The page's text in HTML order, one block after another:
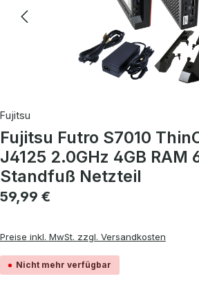
Fujitsu
Fujitsu Futro S7010
J4125 2.0GHz 4GB RAM
Standfuß Netzteil
Regulärer Preis:
59,99 €
Preise inkl. MwSt. zzgl. Versandkosten
Nicht mehr verfügbar